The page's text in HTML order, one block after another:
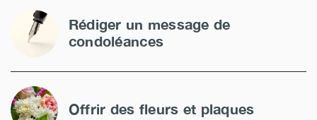
Rédiger un message de
condoléances
Offrir des fleurs et plaques